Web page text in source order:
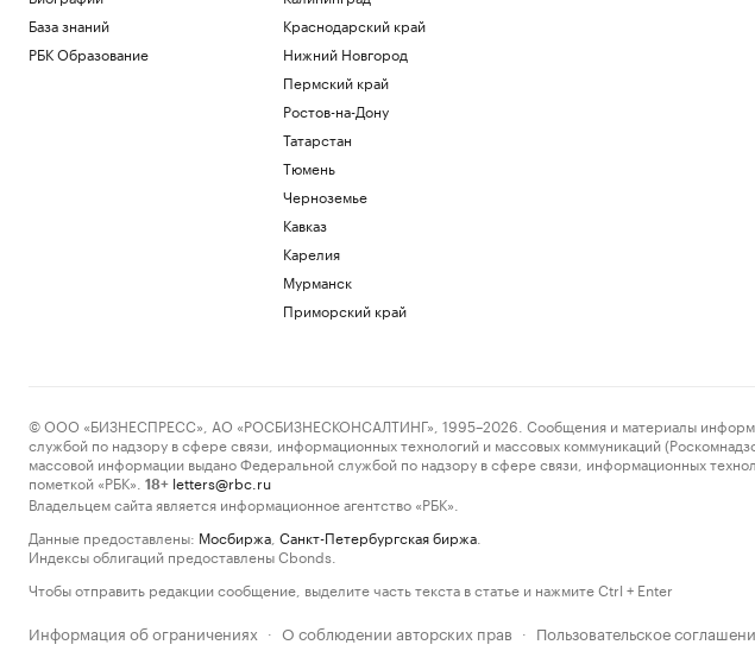
База знаний
РБК Образование
Краснодарский край
Нижний Новгород
Пермский край
Ростов-на-Дону
Татарстан
Тюмень
Черноземье
Кавказ
Карелия
Мурманск
Приморский край
© ООО «БИЗНЕСПРЕСС», АО «РОСБИЗНЕСКОНСАЛТИНГ», 1995–2026. Сообщения и материалы
службой по надзору в сфере связи, информационных технологий и массовых коммуникаций
массовой информации выдано Федеральной службой по надзору в сфере связи, информационных
пометкой «РБК».
18+ letters@rbc.ru
Владельцем сайта является информационное агентство «РБК».
Данные предоставлены: Мосбиржа Санкт-Петербургская биржа
Индексы облигаций предоставлены Cbonds.
Чтобы отправить редакции сообщение, выделите часть текста в статье и нажмите Ctrl + Enter
Информация об ограничениях · О соблюдении авторских прав · Пользовательское